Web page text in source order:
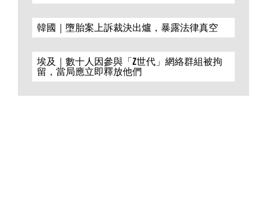
韓國｜墮胎案上訴裁決出爐，暴露法律真空
埃及｜數十人因參與「Z世代」網絡群組被拘
留，當局應立即釋放他們